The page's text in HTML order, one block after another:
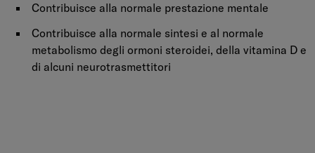
Contribuisce alla normale prestazione mentale
Contribuisce alla normale sintesi e al normale
metabolismo degli ormoni steroidei, della vitamina D e
di alcuni neurotrasmettitori